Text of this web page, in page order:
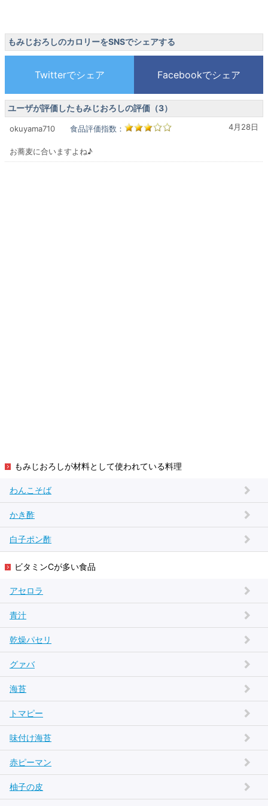
もみじおろしのカロリーをSNSでシェアする
ユーザが評価したもみじおろしの評価（3）
okuyama710 食品評価指数： 4月28日
お蕎麦に合いますよね♪
もみじおろしが材料として使われている料理
わんこそば
かき酢
白子ポン酢
ビタミンCが多い食品
アセロラ
青汁
乾燥パセリ
グァバ
海苔
トマピー
味付け海苔
赤ピーマン
柚子の皮